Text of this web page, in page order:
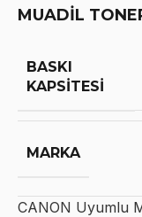
MUADİL
BASKI
KAPSITESI
MARKA
CANON Uyumlu